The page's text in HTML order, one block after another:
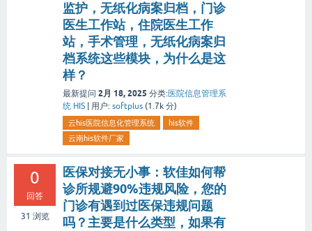
监护，无纸化病案归档，门诊
医生工作站，住院医生工作
站，手术管理，无纸化病案归
档系统这些模块，为什么是这
样？
最新提问 2月 18, 2025 分类:医院信息管理系
统 HIS
用户: softplus (1.7k 分)
云his医院信息化管理系统
his软件
云南his软件厂家
0
回答
31 浏览
医保对接无小事：软佳如何帮
诊所规避90%违规风险，您的
门诊有遇到过医保违规问题
吗？主要是什么类型，如果有